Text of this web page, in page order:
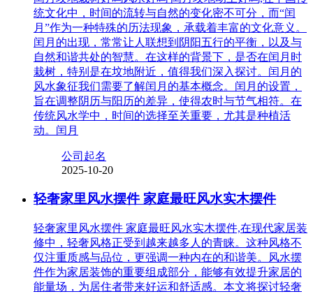
统文化中，时间的流转与自然的变化密不可分，而“闰
月”作为一种特殊的历法现象，承载着丰富的文化意义。
闰月的出现，常常让人联想到阴阳五行的平衡，以及与
自然和谐共处的智慧。在这样的背景下，是否在闰月时
栽树，特别是在坟地附近，值得我们深入探讨。闰月的
风水象征我们需要了解闰月的基本概念。闰月的设置，
旨在调整阴历与阳历的差异，使得农时与节气相符。在
传统风水学中，时间的选择至关重要，尤其是种植活
动。闰月
公司起名
2025-10-20
轻奢家里风水摆件 家庭最旺风水实木摆件
轻奢家里风水摆件 家庭最旺风水实木摆件,在现代家居装
修中，轻奢风格正受到越来越多人的青睐。这种风格不
仅注重质感与品位，更强调一种内在的和谐美。风水摆
件作为家居装饰的重要组成部分，能够有效提升家居的
能量场，为居住者带来好运和舒适感。本文将探讨轻奢